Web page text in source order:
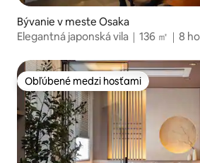
Bývanie v meste Osaka
Elegantná japonská vila｜136 ㎡｜8
Obľúbené medzi hosťami
Obľúbené medzi hosťami